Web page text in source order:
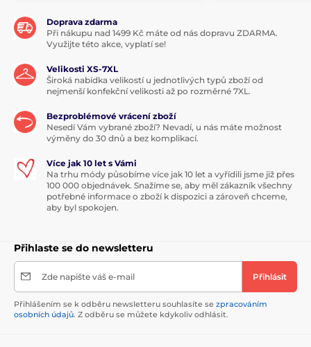
Doprava zdarma
Při nákupu nad 1499 Kč máte od nás dopravu ZDARMA.
Využijte této akce, vyplatí se!
Velikosti XS-7XL
Široká nabídka velikostí u jednotlivých typů zboží od
nejmenší konfekční velikosti až po rozměrné 7XL.
Bezproblémové vrácení zboží
Nesedí Vám vybrané zboží? Nevadí, u nás máte možnost
výměny do 30 dnů a bez komplikací.
Více jak 10 let s Vámi
Na trhu módy působíme více jak 10 let a vyřídili jsme již přes
100 000 objednávek. Snažíme se, aby měl zákazník všechny
potřebné informace o zboží k dispozici a zároveň chceme,
aby byl spokojen.
Přihlaste se do newsletteru
Zde napište váš e-mail Přihlásit
Přihlášením se k odběru newsletteru souhlasíte se zpracováním
osobních údajů. Z odběru se můžete kdykoliv odhlásit.